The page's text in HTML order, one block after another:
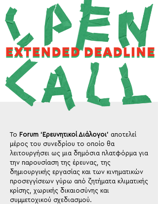
Το Forum ‘Ερευνητικοί Διάλογοι’ αποτελεί
μέρος του συνεδρίου το οποίο θα
λειτουργήσει ως μια δημόσια πλατφόρμα για
την παρουσίαση της έρευνας, της
δημιουργικής εργασίας και των κινηματικών
προσεγγίσεων γύρω από ζητήματα κλιματικής
κρίσης, χωρικής δικαιοσύνης και
συμμετοχικού σχεδιασμού.